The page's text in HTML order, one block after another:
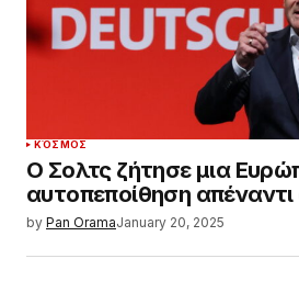
ΚΌΣΜΟΣ
Ο Σολτς ζήτησε μια
αυτοπεποίθηση
by Pan OramaJanuary 20, 2025